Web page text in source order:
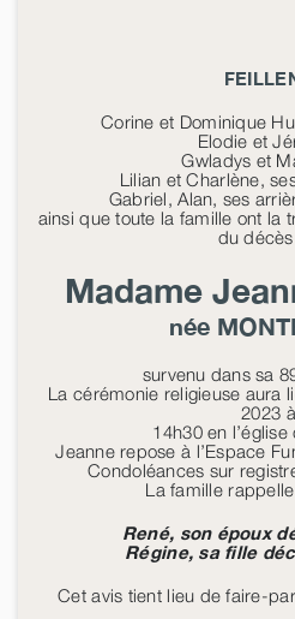
Corine et Dominique
Elodie et
Gwladys et
Lilian et Charlène,
Gabriel, Alan, ses
ainsi que toute la famille ont la
du
Madame
née
survenu dans sa
La cérémonie religieuse aura
2023 à
14h30 en l’église
Jeanne repose à l’Espace
Condoléances sur
La famille
René, son époux
Régine, sa fille
Cet avis tient lieu de faire-